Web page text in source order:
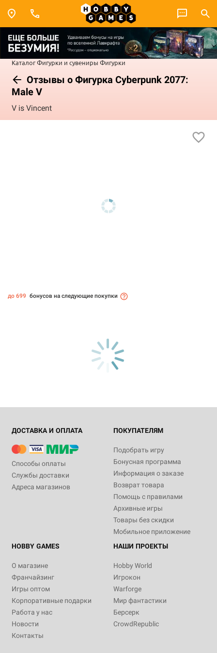
КаталогФигурки и сувениры Фигурки
Отзывы о Фигурка Cyberpunk 2077:
Male V
V is Vincent
до 699 бонусов на следующие покупки
ДОСТАВКА И ОПЛАТА
Способы оплаты
Службы доставки
Адреса магазинов
ПОКУПАТЕЛЯМ
Подобрать игру
Бонусная программа
Информация о заказе
Возврат товара
Помощь с правилами
Архивные игры
Товары без скидки
Мобильное приложение
HOBBY GAMES
О магазине
Франчайзинг
Игры оптом
Корпоративные подарки
Работа у нас
Новости
Контакты
НАШИ ПРОЕКТЫ
Hobby World
Игрокон
Warforge
Мир фантастики
Берсерк
CrowdRepublic